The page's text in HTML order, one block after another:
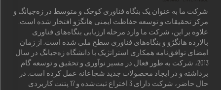
شرکت ما به عنوان یک بنگاه فناوری کوچک و متوسط در زه‌جیانگ و
مرکز تحقیقات و توسعه حفاظت ایمنی هانگژو افتخار شده است.
علاوه بر این، شرکت ما وارد مرحله ارزیابی بنگاه‌های فناوری
بالارده هانگژو و بنگاه‌های فناوری سطح ملی شده است. از زمان
امضای توافق‌نامه همکاری استراتژیک با دانشگاه زه‌جیانگ در سال
2013، شرکت به طور فعال در مسیر نوآوری و تحقیق و توسعه گام
برداشته و در ایجاد محصولات جدید شجاعانه عمل کرده است. در
حال حاضر، شرکت دارای 3 اختراع ثبت‌شده و 17 پتنت کاربردی